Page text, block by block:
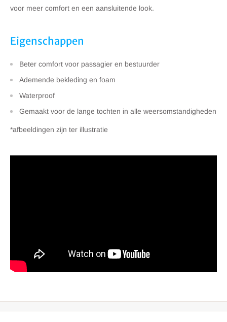
voor meer comfort en een aansluitende look.
Eigenschappen
Beter comfort voor passagier en bestuurder
Ademende bekleding en foam
Waterproof
Gemaakt voor de lange tochten in alle weersomstandigheden
*afbeeldingen zijn ter illustratie